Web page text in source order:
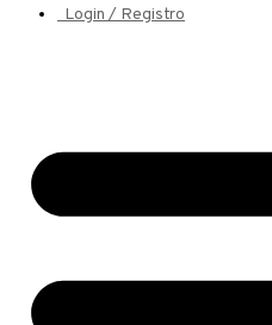
Login / Registro